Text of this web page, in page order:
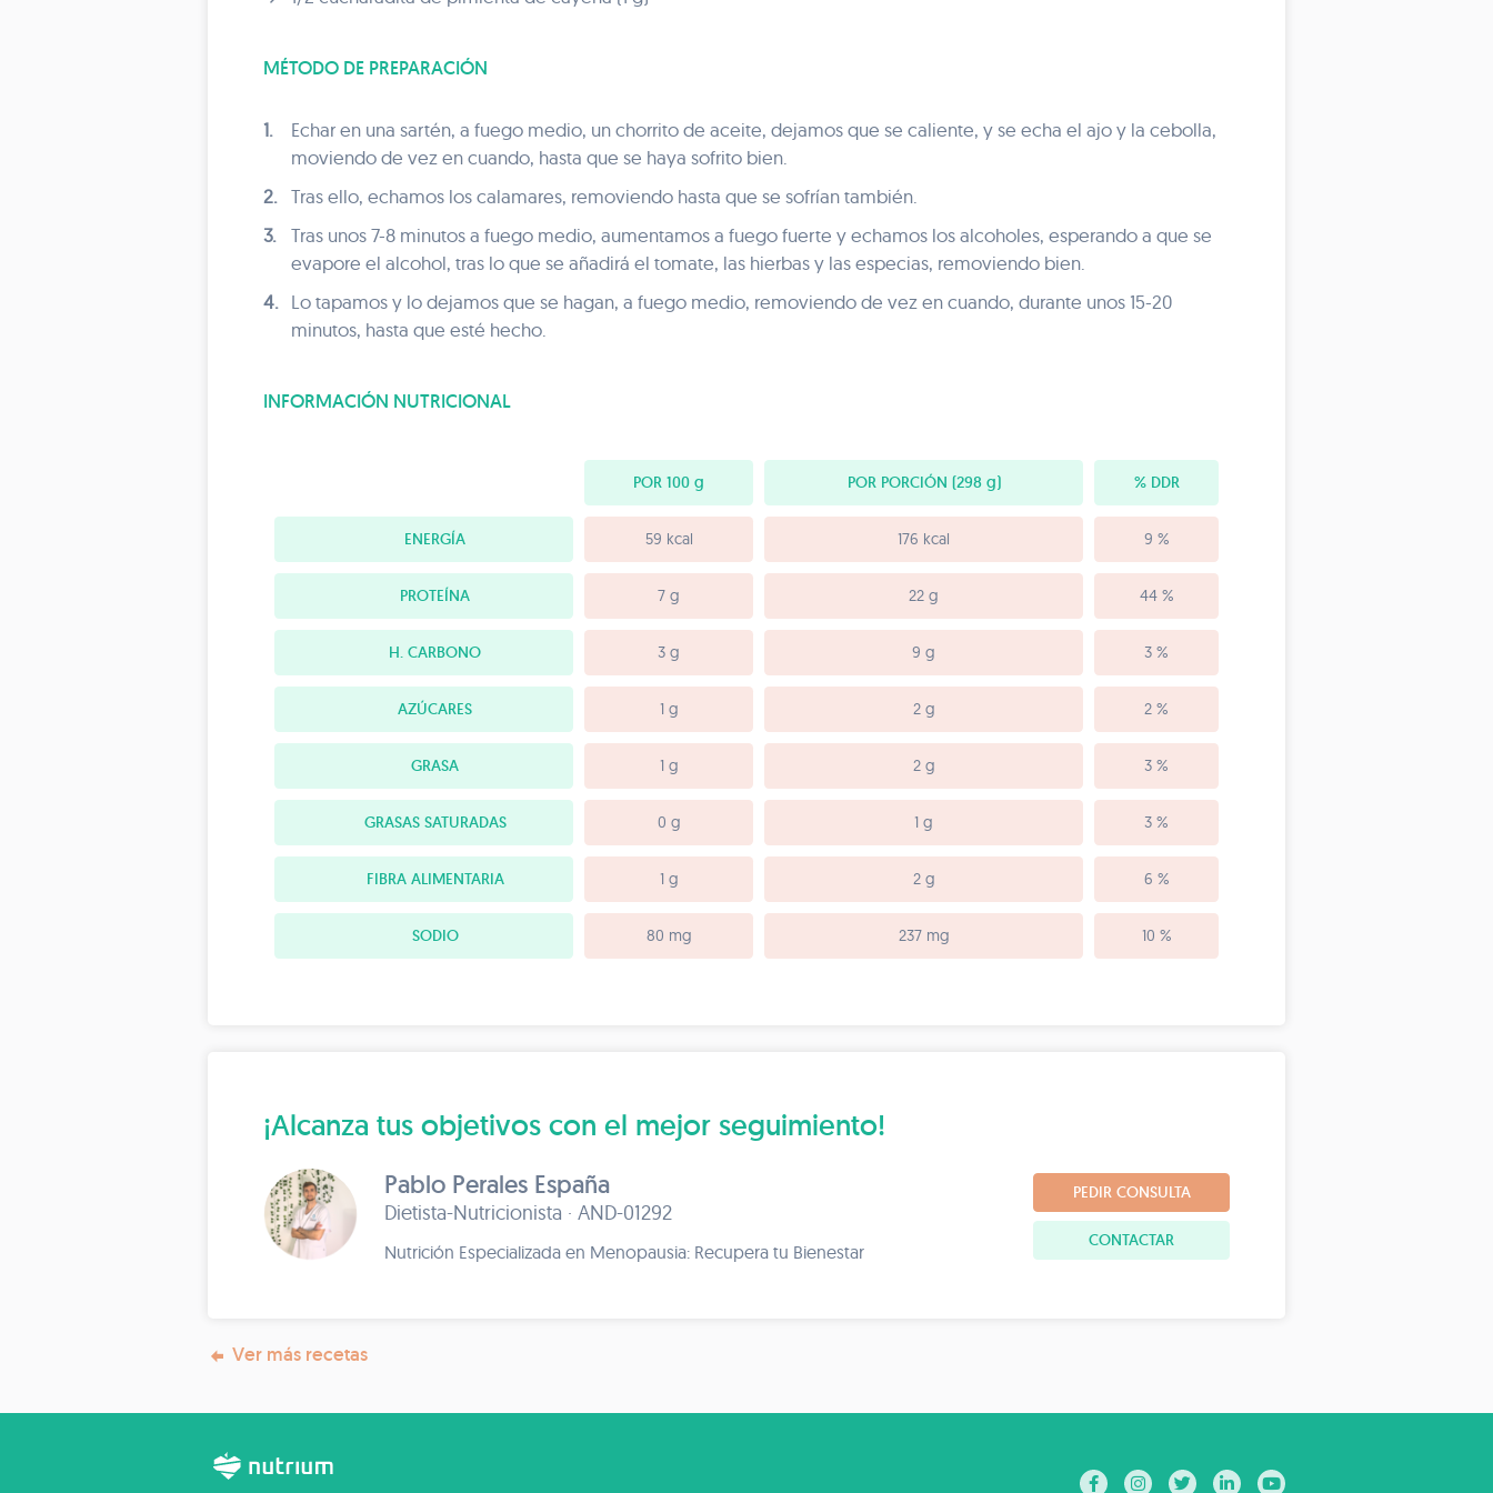
MÉTODO DE PREPARACIÓN
1.
Echar en una sartén, a fuego medio, un chorrito de aceite, dejamos que se caliente, y se echa el ajo y la cebolla,
moviendo de vez en cuando, hasta que se haya sofrito bien.
2.
Tras ello, echamos los calamares, removiendo hasta que se sofrían también.
3.
Tras unos 7-8 minutos a fuego medio, aumentamos a fuego fuerte y echamos los alcoholes, esperando a que se
evapore el alcohol, tras lo que se añadirá el tomate, las hierbas y las especias, removiendo bien.
4.
Lo tapamos y lo dejamos que se hagan, a fuego medio, removiendo de vez en cuando, durante unos 15-20
minutos, hasta que esté hecho.
INFORMACIÓN NUTRICIONAL
POR 100 g POR PORCIÓN (298 g) % DDR
ENERGÍA 59 kcal 176 kcal 9 %
PROTEÍNA 7 g 22 g 44 %
H. CARBONO 3 g 9 g 3 %
AZÚCARES 1 g 2 g 2 %
GRASA 1 g 2 g 3 %
GRASAS SATURADAS 0 g 1 g 3 %
FIBRA ALIMENTARIA 1 g 2 g 6 %
SODIO 80 mg 237 mg 10 %
¡Alcanza tus objetivos con el mejor seguimiento!
Pablo Perales España
Dietista-Nutricionista · AND-01292
Nutrición Especializada en Menopausia: Recupera tu Bienestar
PEDIR CONSULTA
CONTACTAR
Ver más recetas